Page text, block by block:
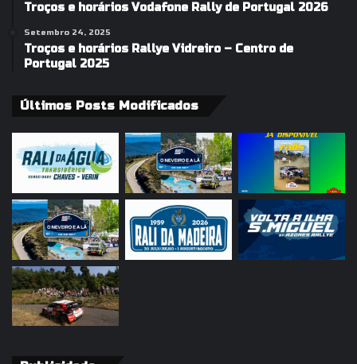
Troços e horários Vodafone Rally de Portugal 2026
Setembro 24, 2025
Troços e horários Rallye Vidreiro – Centro de
Portugal 2025
Últimos Posts Modificados